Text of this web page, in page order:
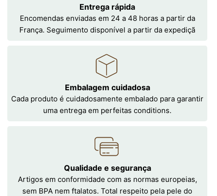
Entrega rápida
Encomendas enviadas em 24 a 48 horas a partir da
França. Seguimento disponível a partir da expediçã
Embalagem cuidadosa
Cada produto é cuidadosamente embalado para garantir
uma entrega em perfeitas conditions.
Qualidade e segurança
Artigos em conformidade com as normas europeias,
sem BPA nem ftalatos. Total respeito pela pele do